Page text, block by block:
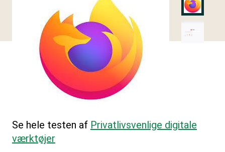
Se hele testen af Privatlivsvenlige digitale
værktøjer